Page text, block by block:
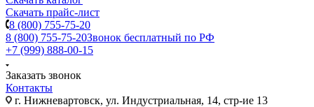
Скачать прайс-лист
8 (800) 755-75-20
8 (800) 755-75-20Звонок бесплатный по РФ
+7 (999) 888-00-15
Заказать звонок
Контакты
г. Нижневартовск, ул. Индустриальная, 14, стр-ие 13